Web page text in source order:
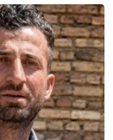
شوێنی نادیار